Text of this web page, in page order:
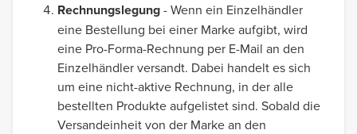
Rechnungslegung- Wenn ein Einzelhändler
eine Bestellung bei einer Marke aufgibt, wird
eine Pro-Forma-Rechnung per E-Mail an den
Einzelhändler versandt. Dabei handelt es sich
um eine nicht-aktive Rechnung, in der alle
bestellten Produkte aufgelistet sind. Sobald die
Versandeinheit von der Marke an den